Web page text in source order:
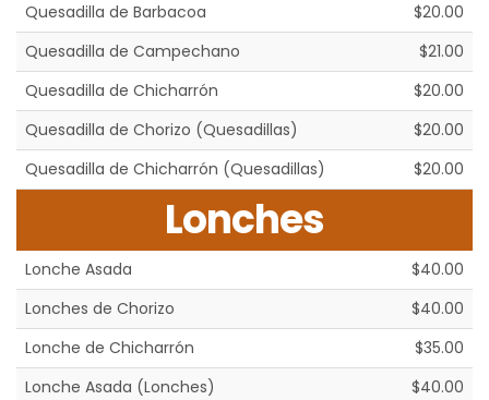
Quesadilla de Barbacoa
$20.00
Quesadilla de Campechano
$21.00
Quesadilla de Chicharrón
$20.00
Quesadilla de Chorizo (Quesadillas)
$20.00
Quesadilla de Chicharrón (Quesadillas)
$20.00
Lonches
Lonche Asada
$40.00
Lonches de Chorizo
$40.00
Lonche de Chicharrón
$35.00
Lonche Asada (Lonches)
$40.00